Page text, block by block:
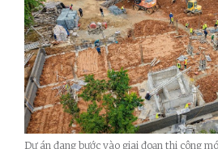
Dự án đang bước vào giai đoạn thi công